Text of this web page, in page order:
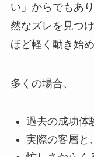
い」からでもあ
然なズレを見つ
ほど軽く動き始め
多くの場合、
過去の成功体
実際の客層と